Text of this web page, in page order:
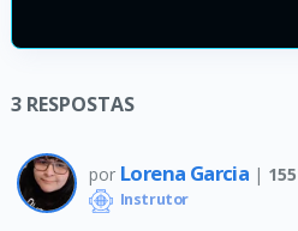
3 RESPOSTAS
por Lorena Garcia |
Instrutor